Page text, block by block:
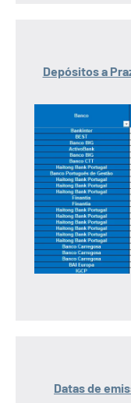
Depósitos a
Datas de